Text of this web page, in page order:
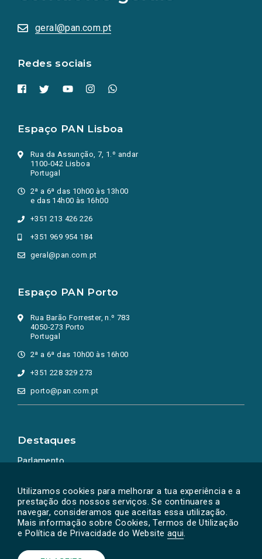
Utilizamos cookies para melhorar a tua experiência e a
prestação dos nossos serviços. Se continuares a
navegar, consideramos que aceitas essa utilização.
Mais informação sobre Cookies, Termos de Utilização
e Política de Privacidade do Website aqui.
geral@pan.com.pt
Redes sociais
sociais
numa
nova
Espaço PAN Lisboa
Rua da Assunção, 7, 1.º andar
1100-042 Lisboa
Portugal
2ª a 6ª das 10h00 às 13h00
e das 14h00 às 16h00
+351 213 426 226
+351 969 954 184
geral@pan.com.pt
Espaço PAN Porto
Rua Barão Forrester, n.º 783
4050-273 Porto
Portugal
2ª a 6ª das 10h00 às 16h00
+351 228 329 273
porto@pan.com.pt
Destaques
Parlamento